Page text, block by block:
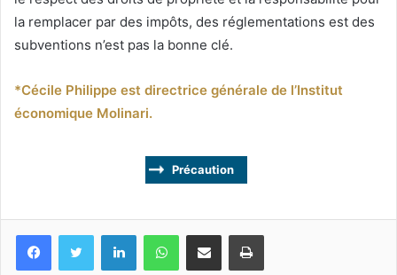
la remplacer par des impôts, des réglementations est des
subventions n’est pas la bonne clé.
*Cécile Philippe est directrice générale de l’Institut
économique Molinari.
Précaution
FacebookTwitter LinkedinWhatsApp
Partagez par mail Imprimez